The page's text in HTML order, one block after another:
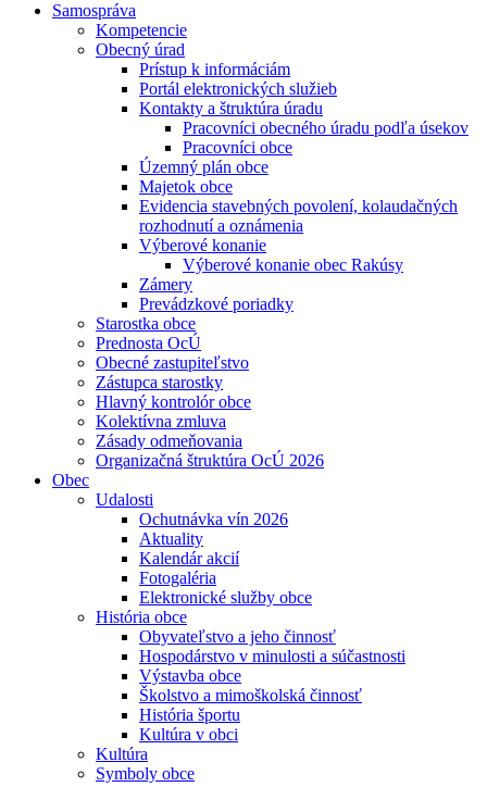
Samospráva
Kompetencie
Obecný úrad
Prístup k informáciám
Portál elektronických služieb
Kontakty a štruktúra úradu
Pracovníci obecného úradu podľa úsekov
Pracovníci obce
Územný plán obce
Majetok obce
Evidencia stavebných povolení, kolaudačných
rozhodnutí a oznámenia
Výberové konanie
Výberové konanie obec Rakúsy
Zámery
Prevádzkové poriadky
Starostka obce
Prednosta OcÚ
Obecné zastupiteľstvo
Zástupca starostky
Hlavný kontrolór obce
Kolektívna zmluva
Zásady odmeňovania
Organizačná štruktúra OcÚ 2026
Obec
Udalosti
Ochutnávka vín 2026
Aktuality
Kalendár akcií
Fotogaléria
Elektronické služby obce
História obce
Obyvateľstvo a jeho činnosť
Hospodárstvo v minulosti a súčastnosti
Výstavba obce
Školstvo a mimoškolská činnosť
História športu
Kultúra v obci
Kultúra
Symboly obce